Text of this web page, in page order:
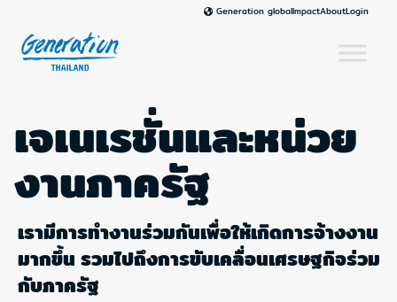
content
Generation globalImpactAboutLogin
เจเนเรชั่นและหน่วย
งานภาครัฐ
เรามีการทำงานร่วมกันเพื่อให้เกิดการจ้างงาน
มากขึ้น รวมไปถึงการขับเคลื่อนเศรษฐกิจร่วม
กับภาครัฐ